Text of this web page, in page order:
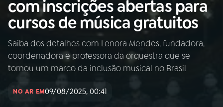
Rádio
MEC
Buscar
Início AO VIVO
com inscrições abertas para
cursos de música gratuitos
Saiba dos detalhes com Lenora Mendes, fundadora,
coordenadora e professora da orquestra que se
tornou um marco da inclusão musical no Brasil
NO AR EM09/08/2025, 00:41